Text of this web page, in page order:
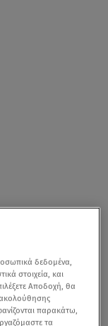
δεδομένα,
στοιχεία, και
Αποδοχή, θα
παρακάτω,
τα